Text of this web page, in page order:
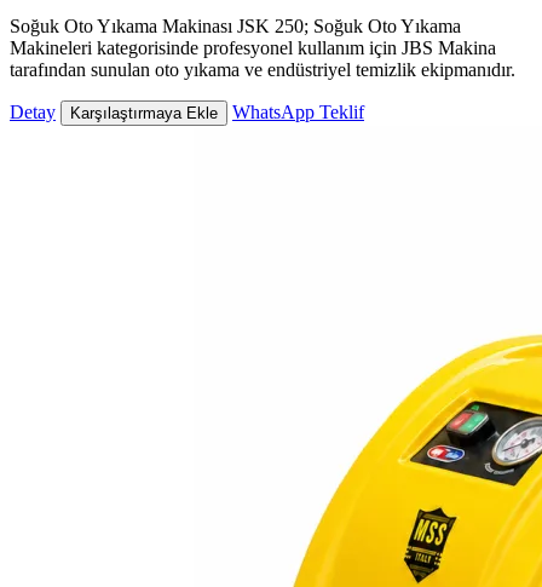
Soğuk Oto Yıkama Makinası JSK 250; Soğuk Oto Yıkama
Makineleri kategorisinde profesyonel kullanım için JBS Makina
tarafından sunulan oto yıkama ve endüstriyel temizlik ekipmanıdır.
Detay Karşılaştırmaya Ekle WhatsApp Teklif